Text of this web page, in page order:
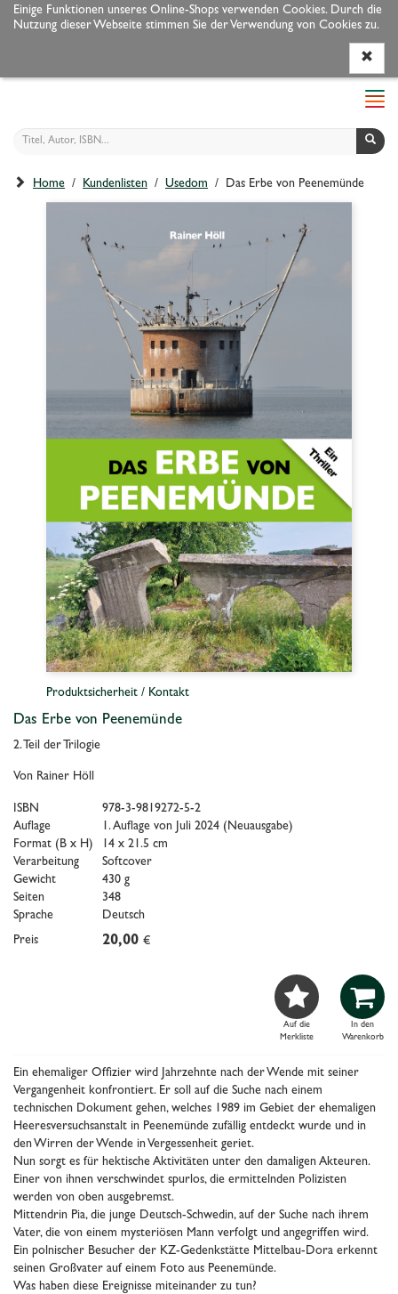
Einige Funktionen unseres Online-Shops verwenden Cookies. Durch die
Nutzung dieser Webseite stimmen Sie der Verwendung von Cookies zu.
Home / Kundenlisten / Usedom / Das Erbe von Peenemünde
Produktsicherheit / Kontakt
Das Erbe von Peenemünde
2. Teil der Trilogie
Von Rainer Höll
ISBN
978-3-9819272-5-2
Auflage
1. Auflage von Juli 2024 (Neuausgabe)
Format (B x H)
14 x 21.5 cm
Verarbeitung
Softcover
Gewicht
430 g
Seiten
348
Sprache
Deutsch
Preis
20,00 €

Auf die
Merkliste

In den
Warenkorb
Ein ehemaliger Offizier wird Jahrzehnte nach der Wende mit seiner
Vergangenheit konfrontiert. Er soll auf die Suche nach einem
technischen Dokument gehen, welches 1989 im Gebiet der ehemaligen
Heeresversuchsanstalt in Peenemünde zufällig entdeckt wurde und in
den Wirren der Wende in Vergessenheit geriet.
Nun sorgt es für hektische Aktivitäten unter den damaligen Akteuren.
Einer von ihnen verschwindet spurlos, die ermittelnden Polizisten
werden von oben ausgebremst.
Mittendrin Pia, die junge Deutsch-Schwedin, auf der Suche nach ihrem
Vater, die von einem mysteriösen Mann verfolgt und angegriffen wird.
Ein polnischer Besucher der KZ-Gedenkstätte Mittelbau-Dora erkennt
seinen Großvater auf einem Foto aus Peenemünde.
Was haben diese Ereignisse miteinander zu tun?